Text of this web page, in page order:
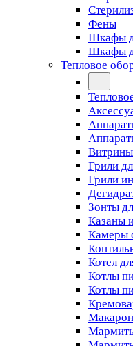
Фены
Шкафы
Шкафы
Тепловое
Грили
Грили
Зонты
Казаны
Камеры
Котел
Котлы
Котлы